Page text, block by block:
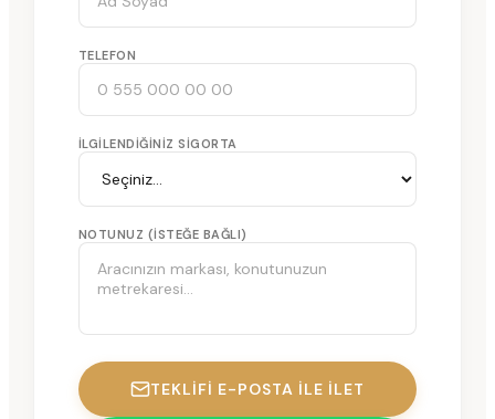
TELEFON
İLGILENDIĞINIZ SIGORTA
NOTUNUZ (ISTEĞE BAĞLI)
TEKLIFI E-POSTA ILE İLET